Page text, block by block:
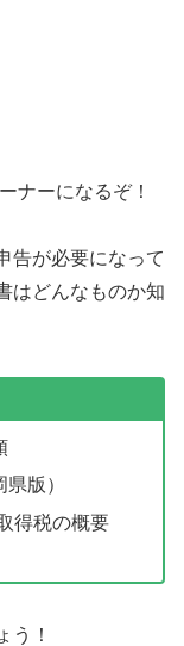
ナーになるぞ！
告が必要になって
はどんなものか知
版）
得税の概要
う！